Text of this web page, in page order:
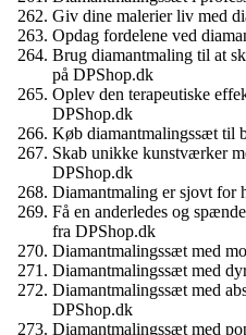
Giv dine malerier liv med
Opdag fordelene ved
Brug diamantmaling til at
på DPShop.dk
Oplev den terapeutiske
DPShop.dk
Køb diamantmalingssæt til
Skab unikke kunstværker
DPShop.dk
Diamantmaling er sjovt for
Få en anderledes og
fra DPShop.dk
Diamantmalingssæt med
Diamantmalingssæt med
Diamantmalingssæt med
DPShop.dk
Diamantmalingssæt med